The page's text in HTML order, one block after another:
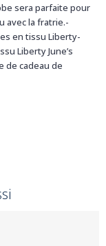
sera parfaite pour
avec la fratrie.-
en tissu Liberty-
Liberty June’s
de cadeau de